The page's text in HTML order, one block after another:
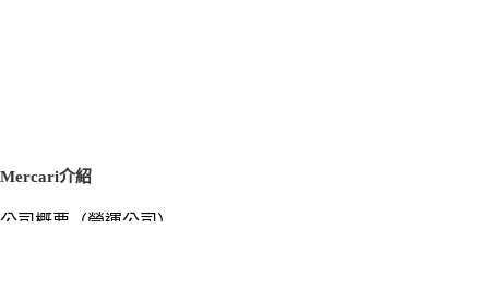
Mercari介紹
公司概要（營運公司）